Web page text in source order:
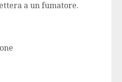
a un fumatore.